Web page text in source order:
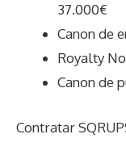
37.000€
Canon de
Royalty
Canon de
Contratar